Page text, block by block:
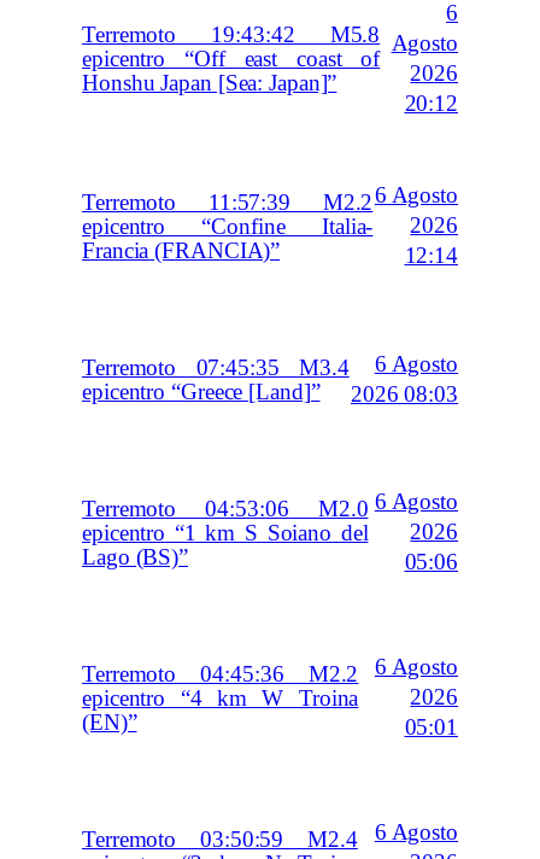
Terremoto 19:43:42 M5.8
epicentro “Off east coast of
Honshu Japan [Sea: Japan]”
6
Agosto
2026
20:12
Terremoto 11:57:39 M2.2
epicentro “Confine Italia-
Francia (FRANCIA)”
6 Agosto
2026
12:14
Terremoto 07:45:35 M3.4
epicentro “Greece [Land]”
6 Agosto
2026 08:03
Terremoto 04:53:06 M2.0
epicentro “1 km S Soiano del
Lago (BS)”
6 Agosto
2026
05:06
Terremoto 04:45:36 M2.2
epicentro “4 km W Troina
(EN)”
6 Agosto
2026
05:01
Terremoto 03:50:59 M2.4
6 Agosto